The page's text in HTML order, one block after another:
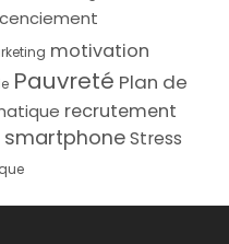
motivation
Pauvreté Plan de
recrutement
smartphoneStress